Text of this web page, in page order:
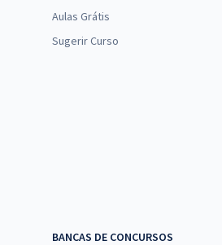
Aulas Grátis
Sugerir Curso
BANCAS DE CONCURSOS